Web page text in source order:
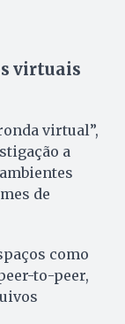
virtuais
virtual”,
a
de
como
to-peer,